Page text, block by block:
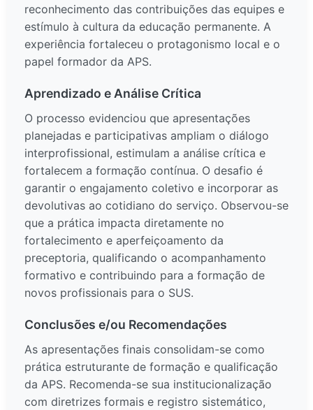
reconhecimento das contribuições das equipes e
estímulo à cultura da educação permanente. A
experiência fortaleceu o protagonismo local e o
papel formador da APS.
Aprendizado e Análise Crítica
O processo evidenciou que apresentações
planejadas e participativas ampliam o diálogo
interprofissional, estimulam a análise crítica e
fortalecem a formação contínua. O desafio é
garantir o engajamento coletivo e incorporar as
devolutivas ao cotidiano do serviço. Observou-se
que a prática impacta diretamente no
fortalecimento e aperfeiçoamento da
preceptoria, qualificando o acompanhamento
formativo e contribuindo para a formação de
novos profissionais para o SUS.
Conclusões e/ou Recomendações
As apresentações finais consolidam-se como
prática estruturante de formação e qualificação
da APS. Recomenda-se sua institucionalização
com diretrizes formais e registro sistemático,